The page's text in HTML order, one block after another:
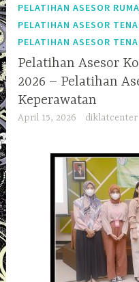
PELATIHAN ASESOR
PELATIHAN ASESOR
PELATIHAN ASESOR
Pelatihan Asesor
2026 – Pelatihan
Keperawatan
April 15, 2026 diklatcenter